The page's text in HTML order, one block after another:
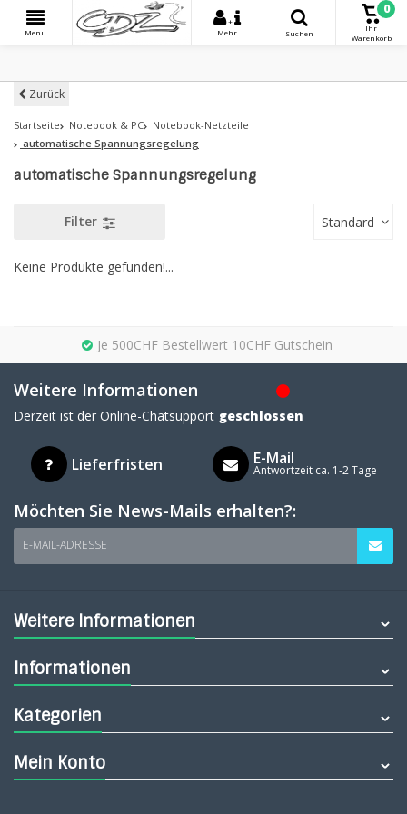
Menu
+
Mehr
Suchen
0
Ihr
Warenkorb
Zurück
Startseite Notebook & PC
Notebook-Netzteile
automatische Spannungsregelung
automatische Spannungsregelung
Filter Standard
Keine Produkte gefunden!...
Je 500CHF Bestellwert 10CHF Gutschein
Weitere Informationen
Derzeit ist der Online-Chatsupport geschlossen
Lieferfristen E-Mail
Antwortzeit ca. 1-2 Tage
Möchten Sie News-Mails erhalten?:
E-MAIL-ADRESSE
Weitere Informationen
Informationen
Kategorien
Mein Konto